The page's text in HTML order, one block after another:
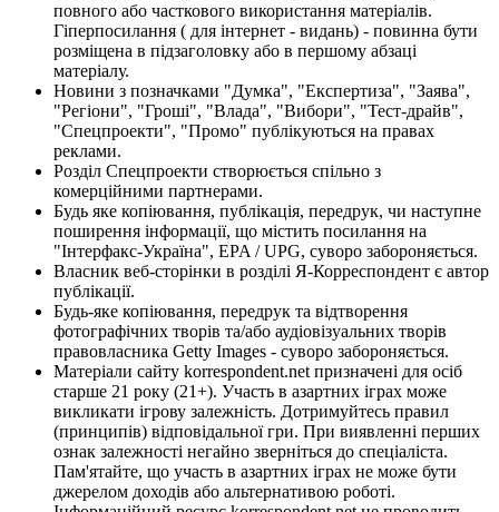
повного або часткового використання матеріалів.
Гіперпосилання ( для інтернет - видань) - повинна бути
розміщена в підзаголовку або в першому абзаці
матеріалу.
Новини з позначками "Думка", "Експертиза", "Заява",
"Регіони", "Гроші", "Влада", "Вибори", "Тест-драйв",
"Спецпроекти", "Промо" публікуються на правах
реклами.
Розділ Спецпроекти створюється спільно з
комерційними партнерами.
Будь яке копіювання, публікація, передрук, чи наступне
поширення інформації, що містить посилання на
"Інтерфакс-Україна", EPA / UPG, суворо забороняється.
Власник веб-сторінки в розділі Я-Корреспондент є автор
публікації.
Будь-яке копіювання, передрук та відтворення
фотографічних творів та/або аудіовізуальних творів
правовласника Getty Images - суворо забороняється.
Матеріали сайту korrespondent.net призначені для осіб
старше 21 року (21+). Участь в азартних іграх може
викликати ігрову залежність. Дотримуйтесь правил
(принципів) відповідальної гри. При виявленні перших
ознак залежності негайно зверніться до спеціаліста.
Пам'ятайте, що участь в азартних іграх не може бути
джерелом доходів або альтернативою роботі.